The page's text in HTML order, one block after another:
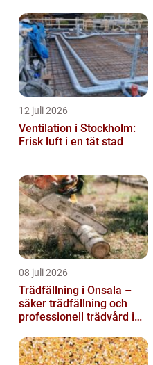
12 juli 2026
Ventilation i Stockholm:
Frisk luft i en tät stad
08 juli 2026
Trädfällning i Onsala –
säker trädfällning och
professionell trädvård i